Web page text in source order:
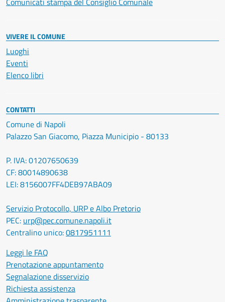
VIVERE IL COMUNE
Luoghi
Eventi
Elenco libri
CONTATTI
Comune di Napoli
Palazzo San Giacomo, Piazza Municipio - 80133
P. IVA: 01207650639
CF: 80014890638
LEI: 8156007FF4DEB97ABA09
Servizio Protocollo, URP e Albo Pretorio
PEC: urp@pec.comune.napoli.it
Centralino unico:0817951111
Leggi le FAQ
Prenotazione appuntamento
Segnalazione disservizio
Richiesta assistenza